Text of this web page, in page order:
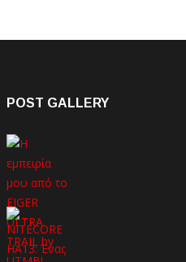
POST GALLERY